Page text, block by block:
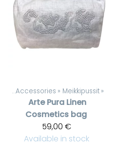
‪»Accessories ‪» Meikkipussit ‪»
Arte Pura Linen
Cosmetics bag
59,00 €
Available in stock